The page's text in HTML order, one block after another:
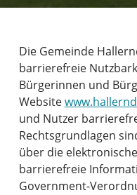
Die Gemeinde
barrierefreie
Bürgerinnen und
Website
und Nutzer
Rechtsgrundlagen
über die
barrierefreie
Government-